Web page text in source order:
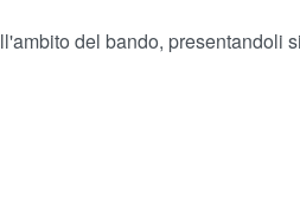
del bando,